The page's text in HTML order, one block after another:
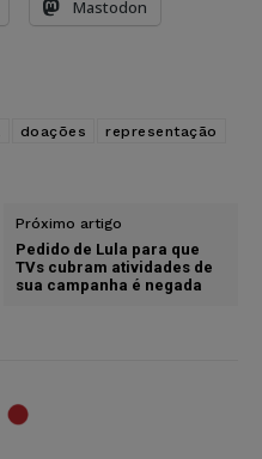
Mastodon
doações
representação
Próximo artigo
Pedido de Lula para que
TVs cubram atividades de
sua campanha é negada